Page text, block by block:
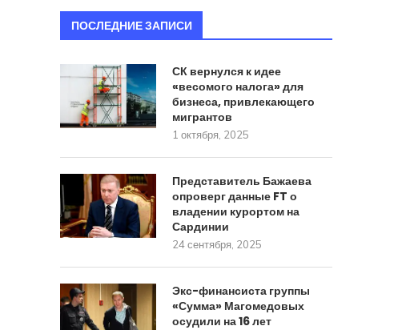
ПОСЛЕДНИЕ ЗАПИСИ
СК вернулся к идее
«весомого налога» для
бизнеса, привлекающего
мигрантов
1 октября, 2025
Представитель Бажаева
опроверг данные FT о
владении курортом на
Сардинии
24 сентября, 2025
Экс-финансиста группы
«Сумма» Магомедовых
осудили на 16 лет